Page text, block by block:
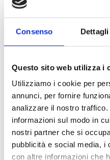
Consenso Dettagli
Questo sito web utilizza i
Utilizziamo i cookie per
annunci, per fornire
analizzare il nostro
informazioni sul modo in
nostri partner che si
pubblicità e social media, i
con altre informazioni che
V
HAUPTPLATZ 14
39021 LATSCH
info@latsch.it